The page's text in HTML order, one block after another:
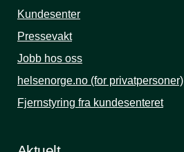
Kundesenter
Pressevakt
Jobb hos oss
helsenorge.no (for privatpersoner)
Fjernstyring fra kundesenteret